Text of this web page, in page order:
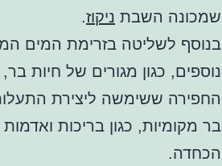
שמכונה השבת ניקוז.
בנוסף לשליטה בזרימת המים
נוספים, כגון מגורים של חיות בר,
החפירה ששימשה ליצירת
בר מקומיות, כגון בריכות
הכחדה.